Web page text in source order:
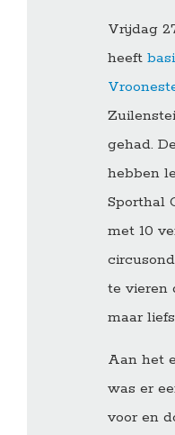
Vrijdag
heeft
gehad.
hebben
Sporthal
met 10
te vieren
maar
Aan het
was er
voor en